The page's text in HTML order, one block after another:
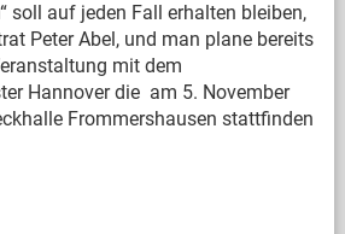
soll auf jeden Fall erhalten bleiben,
Peter Abel, und man plane bereits
mit dem
Hannover die am 5. November
Frommershausen stattfinden